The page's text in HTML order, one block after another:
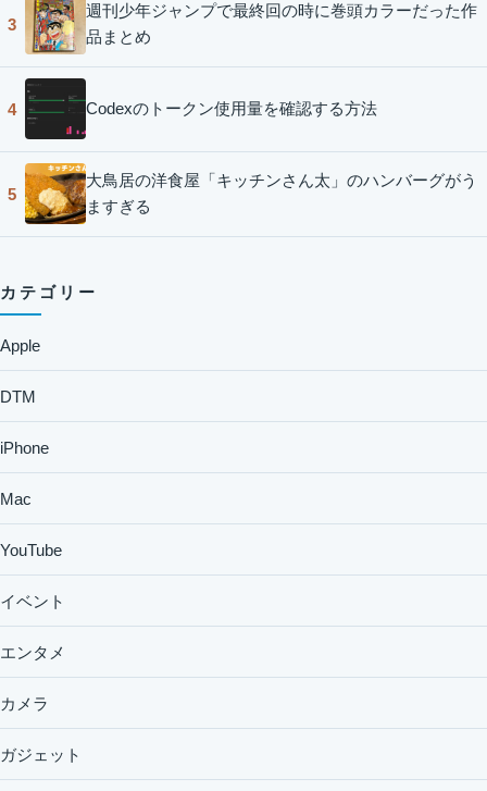
3
週刊少年ジャンプで最終回の時に巻頭カラーだった作
品まとめ
4 Codexのトークン使用量を確認する方法
5
大鳥居の洋食屋「キッチンさん太」のハンバーグがう
ますぎる
カテゴリー
Apple
DTM
iPhone
Mac
YouTube
イベント
エンタメ
カメラ
ガジェット